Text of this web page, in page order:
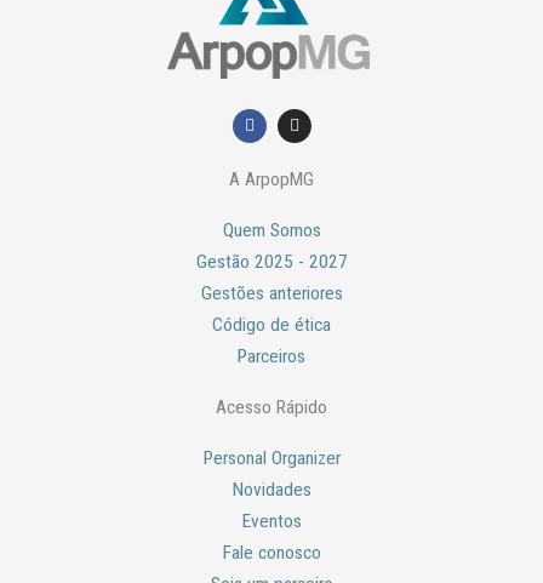
F
a
e
b
k
I
n
t
a
a
A ArpopMG
Quem Somos
Gestão 2025 - 2027
Gestões anteriores
Código de ética
Parceiros
Acesso Rápido
Personal Organizer
Novidades
Eventos
Fale conosco